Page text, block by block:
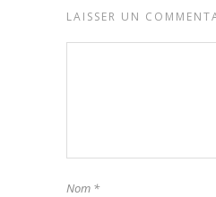
LAISSER UN
Nom *